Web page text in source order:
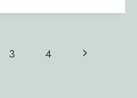
3 4
Next